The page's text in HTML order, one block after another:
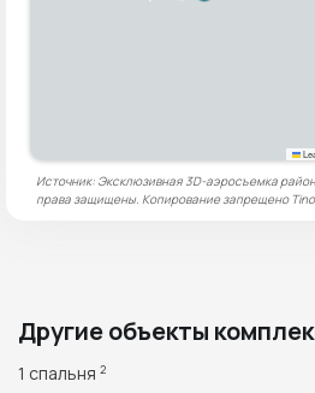
Источник: Эксклюзивная 3D-аэросъемка
права защищены. Копирование запрещено
Другие объекты
1 спальня 2